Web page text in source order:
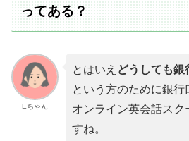
ってある？
Eちゃん
とはいえ どうしても銀
という方のために銀
オンライン英会話スク
すね。